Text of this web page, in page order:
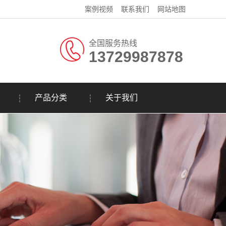
案例视频 联系我们 网站地图
全国服务热线
13729987878
产品分类 关于我们